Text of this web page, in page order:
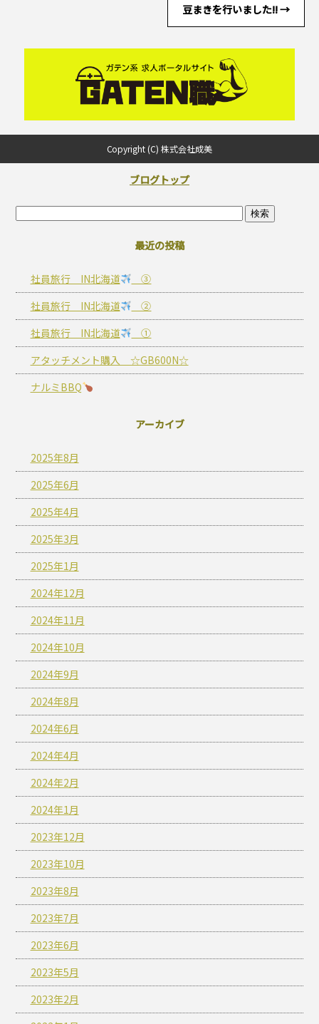
豆まきを行いました!!→
Copyright (C) 株式会社成美
ブログトップ
最近の投稿
社員旅行 IN北海道
③
社員旅行 IN北海道
②
社員旅行 IN北海道
①
アタッチメント購入 ☆GB600N☆
ナルミBBQ
アーカイブ
2025年8月
2025年6月
2025年4月
2025年3月
2025年1月
2024年12月
2024年11月
2024年10月
2024年9月
2024年8月
2024年6月
2024年4月
2024年2月
2024年1月
2023年12月
2023年10月
2023年8月
2023年7月
2023年6月
2023年5月
2023年2月